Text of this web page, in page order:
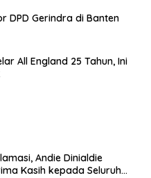
DPD Gerindra di Banten
All England 25 Tahun, Ini
Andie Dinialdie
Kasih kepada Seluruh